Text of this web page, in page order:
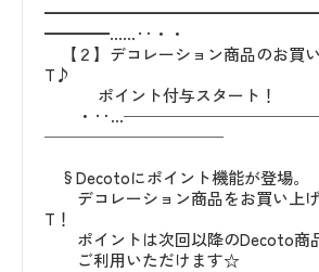
━━━━……‥・・
【２】デコレーション商品のお買
T♪
ポイント付与スタート！
・
───────────
§Decotoにポイント機能が登場。
デコレーション商品をお買い上げ
T！
ポイントは次回以降のDecoto商
ご利用いただけます☆